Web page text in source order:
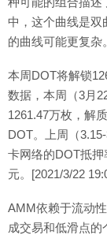
中，这个曲线是双
的曲线可能更复杂。
本周DOT将解锁
数据，本周（3月
1261.47万枚，解
DOT。上周（
卡网络的DOT抵
元。[2021/3/22
AMM依赖于流动
成交易和低滑点